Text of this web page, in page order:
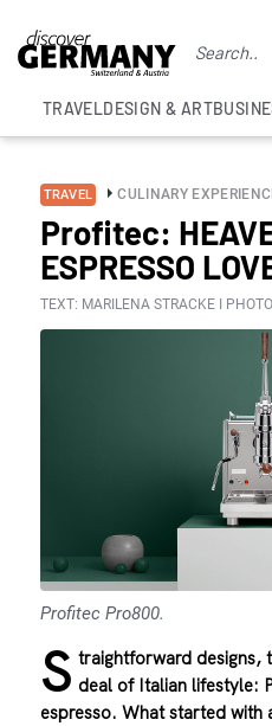
TRAVELDESIGN & ART
TRAVEL CULINARY
Profitec:
ESPRESSO
TEXT: MARILENA STRACKE I
Profitec Pro800.
S traightforward designs,
deal of Italian lifestyle:
espresso. What started with